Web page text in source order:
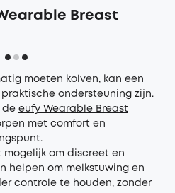
Breast
moeten kolven, kan een
ondersteuning zijn.
de eufy Wearable Breast
met comfort en
mogelijk om discreet en
helpen om melkstuwing en
controle te houden, zonder